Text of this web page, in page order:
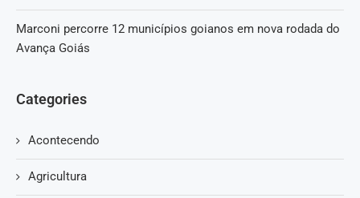
Marconi percorre 12 municípios goianos em nova rodada do
Avança Goiás
Categories
Acontecendo
Agricultura